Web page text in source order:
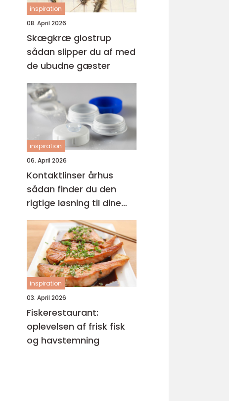
inspiration
08. April 2026
Skægkræ glostrup
sådan slipper du af med
de ubudne gæster
inspiration
06. April 2026
Kontaktlinser århus
sådan finder du den
rigtige løsning til dine
øjne
inspiration
03. April 2026
Fiskerestaurant:
oplevelsen af frisk fisk
og havstemning